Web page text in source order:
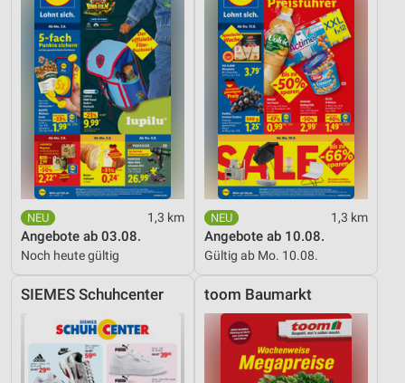
1,3 km
Angebote ab 03.08.
Noch heute gültig
1,3 km
Angebote ab 10.08.
Gültig ab Mo. 10.08.
SIEMES Schuhcenter toom Baumarkt